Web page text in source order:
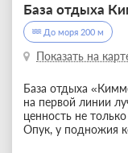
База отдыха
До моря 200 м
Показать на
База отдыха
на первой линии
ценность не
Опук, у подножия